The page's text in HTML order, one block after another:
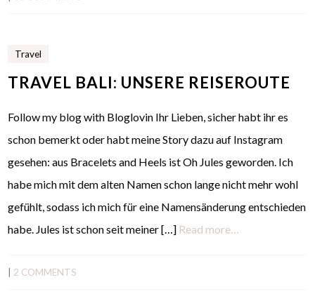
Travel
TRAVEL BALI: UNSERE REISEROUTE
Follow my blog with Bloglovin Ihr Lieben, sicher habt ihr es
schon bemerkt oder habt meine Story dazu auf Instagram
gesehen: aus Bracelets and Heels ist Oh Jules geworden. Ich
habe mich mit dem alten Namen schon lange nicht mehr wohl
gefühlt, sodass ich mich für eine Namensänderung entschieden
habe. Jules ist schon seit meiner […] Read more…
2 COMMENTS